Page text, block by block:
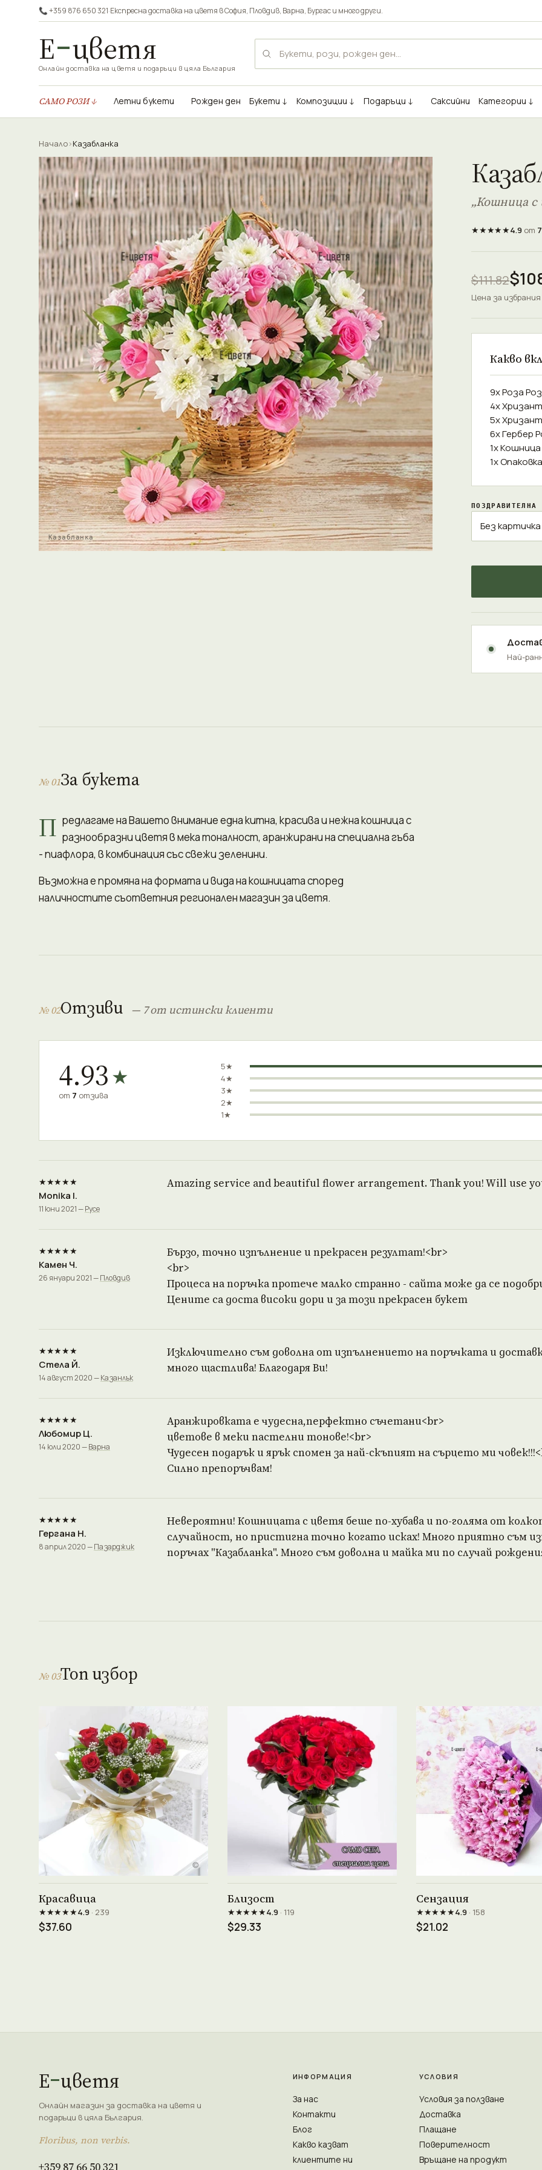
📞 +359 876 650 321·Експресна доставка на цветя вСофия, Пловдив, Варна, Бургаси много други.
Е цветя
Онлайн доставка на цветя и подаръци в цяла България
САМО РОЗИ ↓ Летни букети Рожден ден Букети ↓ Композиции ↓ Подаръци ↓ Саксийни Категории ↓
Начало›Казабланка
Казабланка
„Кошница с
★★★★★4.9от
$111.82
Цена за
Какво
9x Роза
4x
5x
6x Гербер
1x Кошница
1x
ПОЗДРАВИТЕЛНА
Най-
№ 01За букета
П редлагаме на Вашето внимание една китна, красива и нежна кошница с
разнообразни цветя в мека тоналност, аранжирани на специална гъба
- пиафлора, в комбинация със свежи зеленини.
Възможна е промяна на формата и вида на кошницата според
наличностите съответния регионален магазин за цветя.
№ 02Отзиви — 7 от истински клиенти
4.93★
от 7 отзива
5★
4★
3★
2★
1★
★★★★★
Monika I.
11 юни 2021 —Русе
Amazing service and beautiful flower arrangement. Thank you! Will use
★★★★★
Камен Ч.
26 януари 2021 —Пловдив
Бързо, точно изпълнение и прекрасен резултат!<br>
<br>
Процеса на поръчка протече малко странно - сайта може да се
Цените са доста високи дори и за този прекрасен букет
★★★★★
Стела Й.
14 август 2020 —Казанлък
Изключително съм доволна от изпълнението на поръчката и
много щастлива! Благодаря Ви!
★★★★★
Любомир Ц.
14 юли 2020 —Варна
Аранжировката е чудесна,перфектно съчетани<br>
цветове в меки пастелни тонове!<br>
Чудесен подарък и ярък спомен за най-скъпият на сърцето ми
Силно препоръчвам!
★★★★★
Гергана Н.
8 април 2020 —Пазарджик
Невероятни! Кошницата с цветя беше по-хубава и по-голяма от
случайност, но пристигна точно когато исках! Много приятно съм
поръчах "Казабланка". Много съм доволна и майка ми по случай
№ 03Топ избор
Красавица
★★★★★4.9· 239
$37.60
Близост
★★★★★4.9· 119
$29.33
Сензация
★★★★★4.9· 158
$21.02
Е цветя
Онлайн магазин за доставка на цветя и
подаръци в цяла България.
Floribus, non verbis.
+359 87 66 50 321
ИНФОРМАЦИЯ
За нас
Контакти
Блог
Какво казват
клиентите ни
УСЛОВИЯ
Условия за ползване
Доставка
Плащане
Поверителност
Връщане на продукт